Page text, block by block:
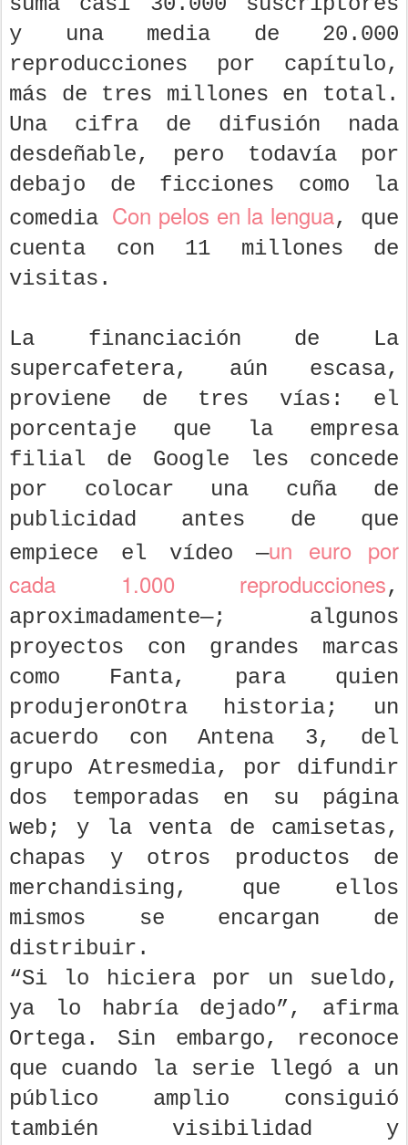
y una media de 20.000
reproducciones por capítulo,
más de tres millones en total.
Una cifra de difusión nada
desdeñable, pero todavía por
debajo de ficciones como la
comedia Con pelos en la lengua, que
cuenta con 11 millones de
visitas.
La financiación de La
supercafetera, aún escasa,
proviene de tres vías: el
porcentaje que la empresa
filial de Google les concede
por colocar una cuña de
publicidad antes de que
empiece el vídeo —un euro por
cada 1.000 reproducciones,
aproximadamente—; algunos
proyectos con grandes marcas
como Fanta, para quien
produjeronOtra historia; un
acuerdo con Antena 3, del
grupo Atresmedia, por difundir
dos temporadas en su página
web; y la venta de camisetas,
chapas y otros productos de
merchandising, que ellos
mismos se encargan de
distribuir.
“Si lo hiciera por un sueldo,
ya lo habría dejado”, afirma
Ortega. Sin embargo, reconoce
que cuando la serie llegó a un
público amplio consiguió
también visibilidad y